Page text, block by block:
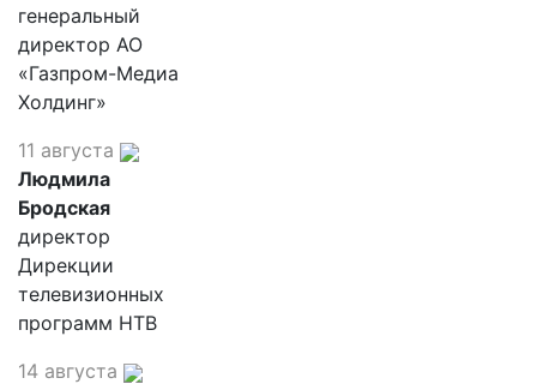
генеральный
директор АО
«Газпром-Медиа
Холдинг»
11 августа
Людмила
Бродская
директор
Дирекции
телевизионных
программ НТВ
14 августа